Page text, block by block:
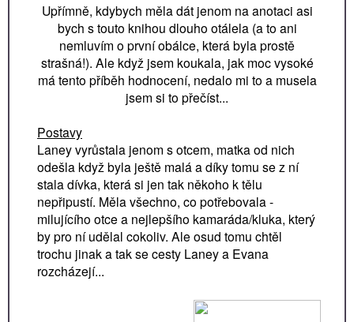
Upřímně, kdybych měla dát jenom na anotaci asi
bych s touto knihou dlouho otálela (a to ani
nemluvím o první obálce, která byla prostě
strašná!). Ale když jsem koukala, jak moc vysoké
má tento příběh hodnocení, nedalo mi to a musela
jsem si to přečíst...
Postavy
Laney vyrůstala jenom s otcem, matka od nich
odešla když byla ještě malá a díky tomu se z ní
stala dívka, která si jen tak někoho k tělu
nepřipustí. Měla všechno, co potřebovala -
milujícího otce a nejlepšího kamaráda/kluka, který
by pro ní udělal cokoliv. Ale osud tomu chtěl
trochu jinak a tak se cesty Laney a Evana
rozcházejí...